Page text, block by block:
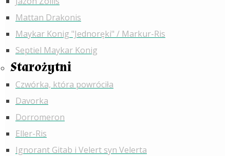
Mattan Drakonis
Maykar Konig "Jednoręki" / Markur-Ris
Septiel Maykar Konig
Starożytni
Czwórka, która powróciła
Davorka
Dorromeron
Eller-Ris
Ignorant Gitab i Velert syn Velerta